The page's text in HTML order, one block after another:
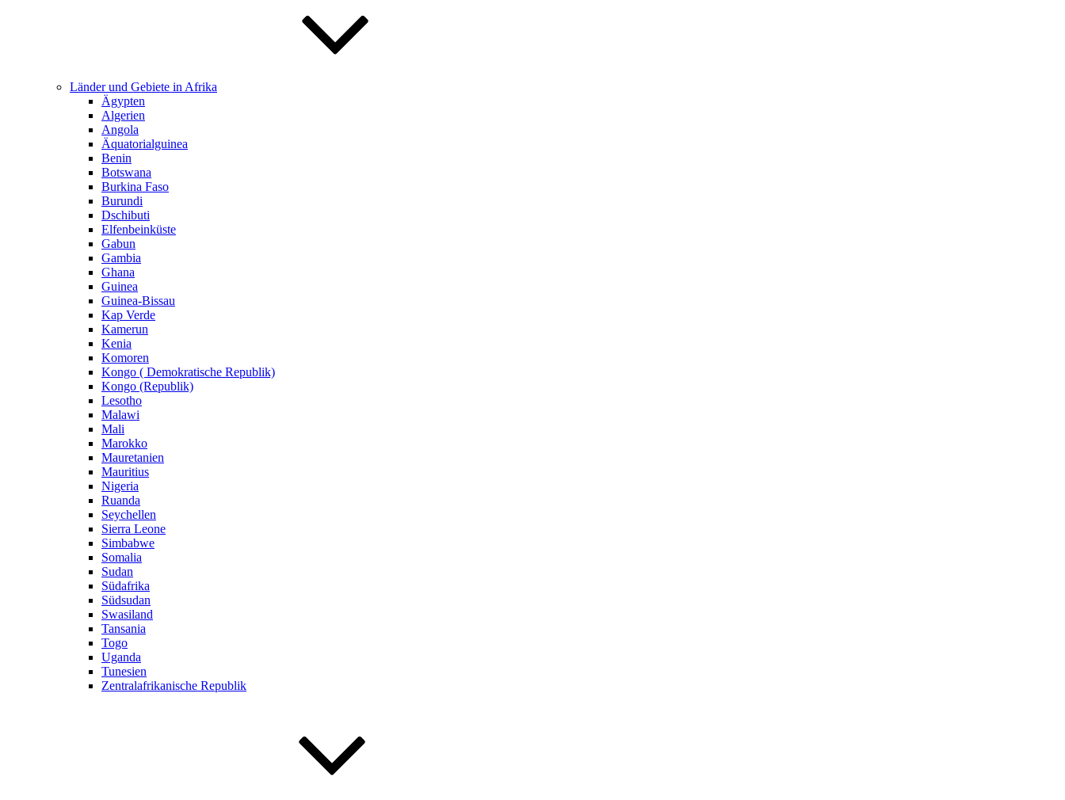
Länder und Gebiete in Afrika
Ägypten
Algerien
Angola
Äquatorialguinea
Benin
Botswana
Burkina Faso
Burundi
Dschibuti
Elfenbeinküste
Gabun
Gambia
Ghana
Guinea
Guinea-Bissau
Kap Verde
Kamerun
Kenia
Komoren
Kongo ( Demokratische Republik)
Kongo (Republik)
Lesotho
Malawi
Mali
Marokko
Mauretanien
Mauritius
Nigeria
Ruanda
Seychellen
Sierra Leone
Simbabwe
Somalia
Sudan
Südafrika
Südsudan
Swasiland
Tansania
Togo
Uganda
Tunesien
Zentralafrikanische Republik